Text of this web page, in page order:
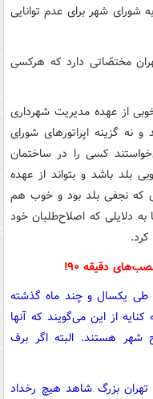
شورای شهر برای عدم توانایی
مختصّاتی دارد که هرکسی
از عهده مدیریت شهرداری
و نه گزینه اپراتورهای شورای
کسی را در ساختمان
بلد باشد و بتواند از عهده
که نجفی بلد بود و خوب هم
دلایلی که اصلاح‌طلبان خود
کرد.
دقیقه ۹۰!
طی یکسال و چند ماه گذشته
از این می‌گویند که آنها
هستند. البته اگر برف
تهران بزرگ شاهد هیچ رخداد